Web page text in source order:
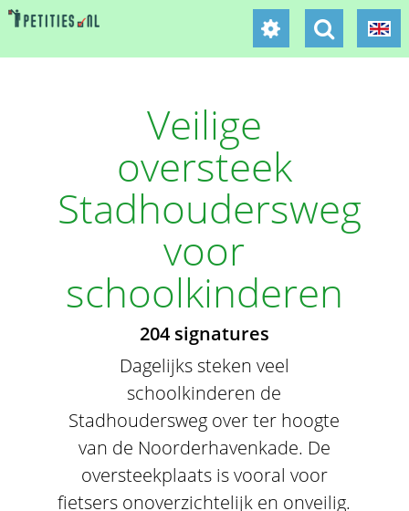
Veilige
oversteek
Stadhoudersweg
voor
schoolkinderen
204 signatures
Dagelijks steken veel
schoolkinderen de
Stadhoudersweg over ter hoogte
van de Noorderhavenkade. De
oversteekplaats is vooral voor
fietsers onoverzichtelijk en onveilig.